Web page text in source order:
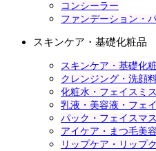
コンシーラー
ファンデーション・
スキンケア・基礎化粧品
スキンケア・基礎化
クレンジング・洗顔
化粧水・フェイスミ
乳液・美容液・フェ
パック・フェイスマ
アイケア・まつ毛美
リップケア・リップ